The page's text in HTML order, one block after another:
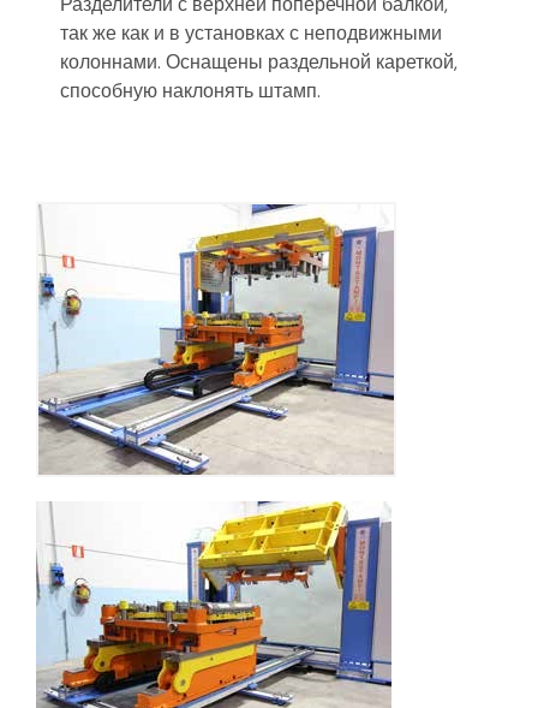
так же как и в установках с неподвижными
колоннами. Оснащены раздельной кареткой,
способную наклонять штамп.